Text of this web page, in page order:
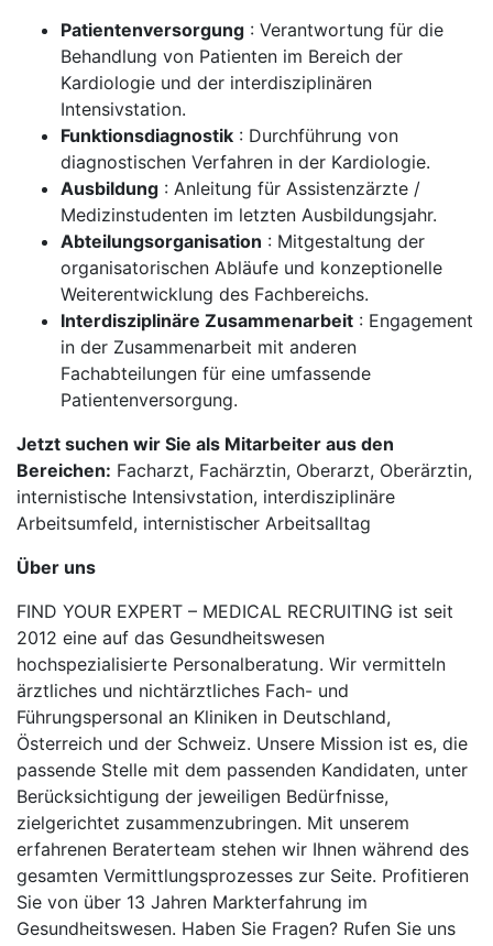
Patientenversorgung : Verantwortung für die
Behandlung von Patienten im Bereich der
Kardiologie und der interdisziplinären
Intensivstation.
Funktionsdiagnostik : Durchführung von
diagnostischen Verfahren in der Kardiologie.
Ausbildung : Anleitung für Assistenzärzte /
Medizinstudenten im letzten Ausbildungsjahr.
Abteilungsorganisation : Mitgestaltung der
organisatorischen Abläufe und konzeptionelle
Weiterentwicklung des Fachbereichs.
Interdisziplinäre Zusammenarbeit : Engagement
in der Zusammenarbeit mit anderen
Fachabteilungen für eine umfassende
Patientenversorgung.
Jetzt suchen wir Sie als Mitarbeiter aus den
Bereichen: Facharzt, Fachärztin, Oberarzt, Oberärztin,
internistische Intensivstation, interdisziplinäre
Arbeitsumfeld, internistischer Arbeitsalltag
Über uns
FIND YOUR EXPERT – MEDICAL RECRUITING ist seit
2012 eine auf das Gesundheitswesen
hochspezialisierte Personalberatung. Wir vermitteln
ärztliches und nichtärztliches Fach- und
Führungspersonal an Kliniken in Deutschland,
Österreich und der Schweiz. Unsere Mission ist es, die
passende Stelle mit dem passenden Kandidaten, unter
Berücksichtigung der jeweiligen Bedürfnisse,
zielgerichtet zusammenzubringen. Mit unserem
erfahrenen Beraterteam stehen wir Ihnen während des
gesamten Vermittlungsprozesses zur Seite. Profitieren
Sie von über 13 Jahren Markterfahrung im
Gesundheitswesen. Haben Sie Fragen? Rufen Sie uns